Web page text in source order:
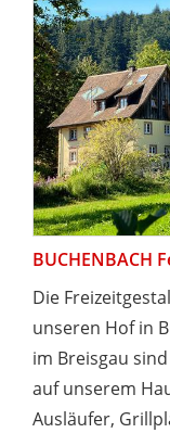
BUCHENBACH
Die
unseren Hof in
im Breisgau
auf unserem
Ausläufer,